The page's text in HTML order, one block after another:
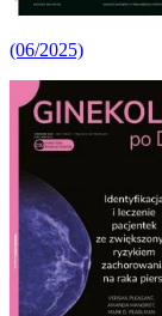
(06/2025)